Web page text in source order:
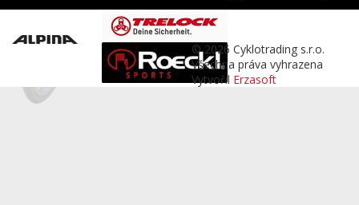
© 2026 Cyklotrading s.r.o.
Všechna práva vyhrazena
Vytvořil Erzasoft